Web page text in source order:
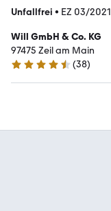
Unfallfrei • EZ 03/2021
Will GmbH & Co. KG
97475 Zeil am Main
4.5 Sterne
(38)